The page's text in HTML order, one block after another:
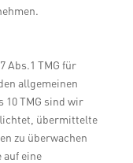
Abs.1 TMG für
allgemeinen
10 TMG sind wir
übermittelte
zu überwachen
auf eine